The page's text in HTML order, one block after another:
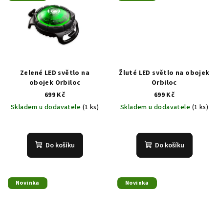
Zelené LED světlo na
obojek Orbiloc
699 Kč
Skladem u dodavatele (1 ks)
Do košíku
Žluté LED světlo na obojek
Orbiloc
699 Kč
Skladem u dodavatele (1 ks)
Do košíku
Novinka Novinka